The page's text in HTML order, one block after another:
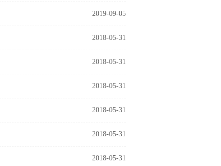
2019-09-05
2018-05-31
2018-05-31
2018-05-31
2018-05-31
2018-05-31
2018-05-31